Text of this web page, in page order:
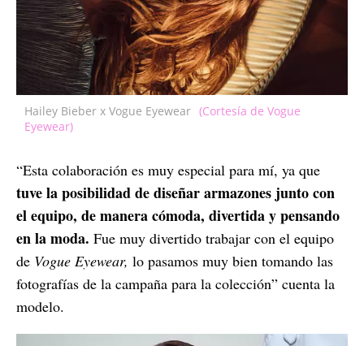
Hailey Bieber x Vogue Eyewear (Cortesía de Vogue
Eyewear)
“Esta colaboración es muy especial para mí, ya que
tuve la posibilidad de diseñar armazones junto con
el equipo, de manera cómoda, divertida y pensando
en la moda. Fue muy divertido trabajar con el equipo
de Vogue Eyewear, lo pasamos muy bien tomando las
fotografías de la campaña para la colección” cuenta la
modelo.